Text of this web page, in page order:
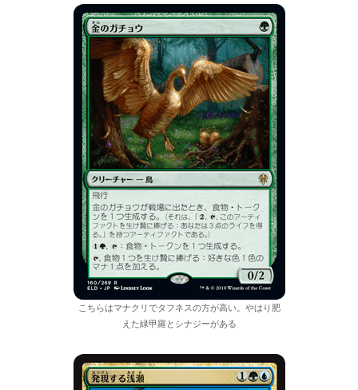
こちらはマナクリでタフネスの方が高い。やはり肥
えた緑甲羅とシナジーがある